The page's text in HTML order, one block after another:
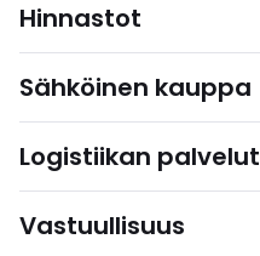
Hinnastot
Sähköinen kauppa
Logistiikan palvelut
Vastuullisuus